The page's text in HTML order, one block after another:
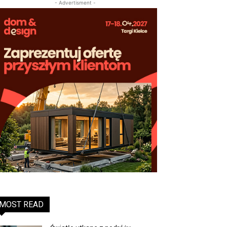
- Advertisment -
READ